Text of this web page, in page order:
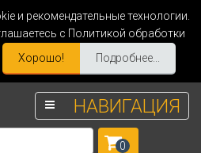
и рекомендательные технологии.
с Политикой обработки
Хорошо! Подробнее...
НАВИГАЦИЯ
0